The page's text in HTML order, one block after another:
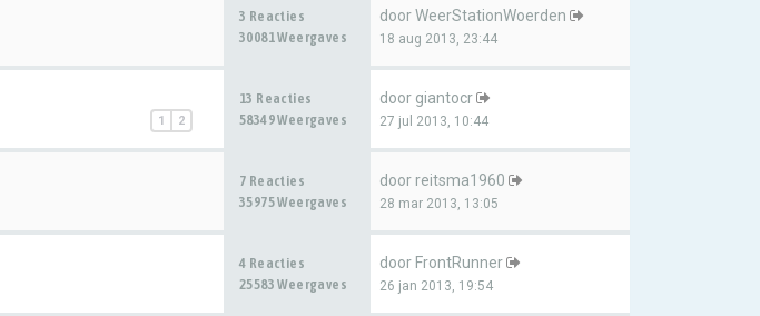
3 Reacties
30081 Weergaves
doorWeerStationWoerden
18 aug 2013, 23:44
1 2
13 Reacties
58349 Weergaves
door giantocr
27 jul 2013, 10:44
7 Reacties
35975 Weergaves
door reitsma1960
28 mar 2013, 13:05
4 Reacties
25583 Weergaves
door FrontRunner
26 jan 2013, 19:54